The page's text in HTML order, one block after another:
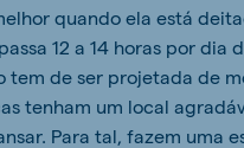
quando ela está
12 a 14 horas por dia
tem de ser projetada de
tenham um local
Para tal, fazem uma